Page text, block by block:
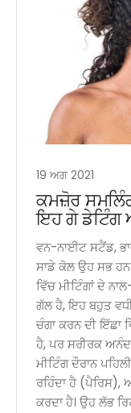
19 ਅਗ 2021
ਕਮਜ਼ੋਰ
ਇਹ ਗੇ ਡੇਟਿੰਗ
ਵਨ-ਨਾਈਟ ਸਟੈਂਡ,
ਸਾਡੇ ਕੋਲ ਉਹ ਸਭ
ਵਿੱਚ ਮੀਟਿੰਗਾਂ ਦੇ
ਗੱਲ ਹੈ, ਇਹ ਬਹੁਤ
ਚੰਗਾ ਕਰਨ ਦੀ ਇੱਛਾ
ਹੈ, ਪਰ ਸਰੀਰਕ
ਮੀਟਿੰਗ ਦੌਰਾਨ
ਰਹਿੰਦਾ ਹੈ (ਪੈਰਿਸ),
ਕਰਦਾ ਹੈ। ਉਹ ਲੱਭ